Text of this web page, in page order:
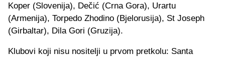
Koper (Slovenija), Dečić (Crna Gora), Urartu
(Armenija), Torpedo Zhodino (Bjelorusija), St Joseph
(Girbaltar), Dila Gori (Gruzija).
Klubovi koji nisu nositelji u prvom pretkolu: Santa